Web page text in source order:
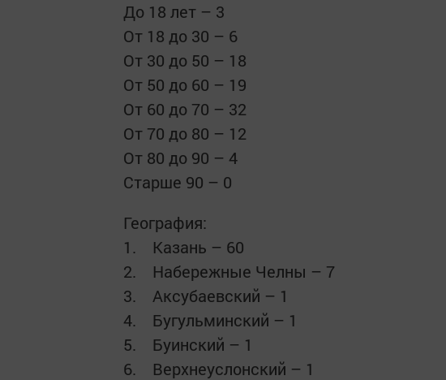
До 18 лет – 3
От 18 до 30 – 6
От 30 до 50 – 18
От 50 до 60 – 19
От 60 до 70 – 32
От 70 до 80 – 12
От 80 до 90 – 4
Старше 90 – 0
География:
1. Казань – 60
2. Набережные Челны – 7
3. Аксубаевский – 1
4. Бугульминский – 1
5. Буинский – 1
6. Верхнеуслонский – 1